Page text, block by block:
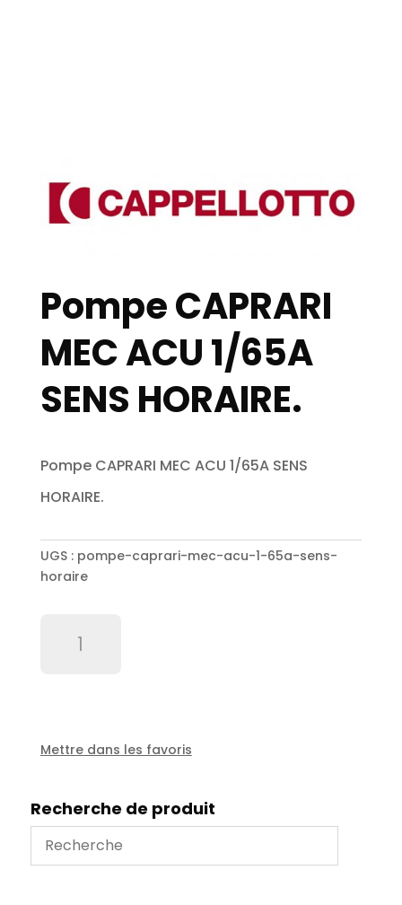
Pompe CAPRARI
MEC ACU 1/65A
SENS HORAIRE.
Pompe CAPRARI MEC ACU 1/65A SENS
HORAIRE.
UGS : pompe-caprari-mec-acu-1-65a-sens-
horaire
1/65A
Mettre dans les favoris
Recherche de produit